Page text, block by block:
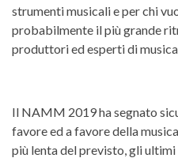
strumenti musicali e per chi
probabilmente il più grande
produttori ed esperti di musica
Il NAMM 2019 ha segnato
favore ed a favore della
più lenta del previsto, gli